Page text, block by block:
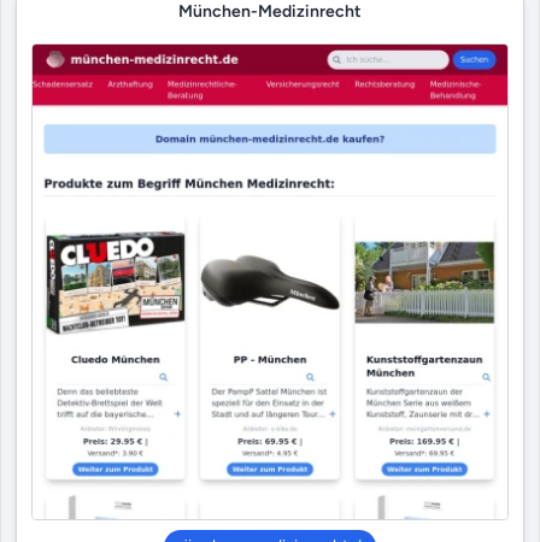
München-Medizinrecht